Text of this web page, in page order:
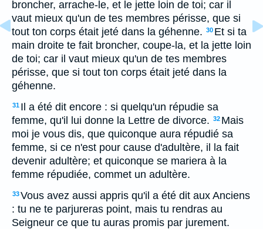
broncher, arrache-le, et le jette loin de toi; car il
vaut mieux qu'un de tes membres périsse, que si
tout ton corps était jeté dans la géhenne. 30 Et si ta
main droite te fait broncher, coupe-la, et la jette loin
de toi; car il vaut mieux qu'un de tes membres
périsse, que si tout ton corps était jeté dans la
géhenne.
31 Il a été dit encore : si quelqu'un répudie sa
femme, qu'il lui donne la Lettre de divorce. 32 Mais
moi je vous dis, que quiconque aura répudié sa
femme, si ce n'est pour cause d'adultère, il la fait
devenir adultère; et quiconque se mariera à la
femme répudiée, commet un adultère.
33Vous avez aussi appris qu'il a été dit aux Anciens
: tu ne te parjureras point, mais tu rendras au
Seigneur ce que tu auras promis par jurement.